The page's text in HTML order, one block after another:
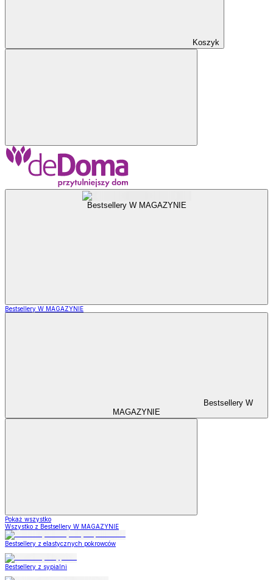
Koszyk
Bestsellery W MAGAZYNIE
Bestsellery W MAGAZYNIE
Bestsellery W
MAGAZYNIE
Pokaż wszystko
Wszystko z Bestsellery W MAGAZYNIE
Bestsellery z elastycznych pokrowców
Bestsellery z sypialni